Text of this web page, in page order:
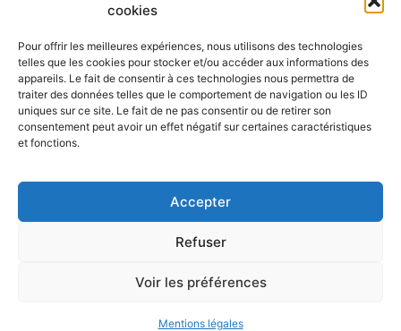
cookies
Pour offrir les meilleures expériences, nous utilisons des technologies
telles que les cookies pour stocker et/ou accéder aux informations des
appareils. Le fait de consentir à ces technologies nous permettra de
traiter des données telles que le comportement de navigation ou les ID
uniques sur ce site. Le fait de ne pas consentir ou de retirer son
consentement peut avoir un effet négatif sur certaines caractéristiques
et fonctions.
Accepter
Refuser
Voir les préférences
Mentions légales
SUIVEZ-NOUS
Et Vie Privée| Crédits :Codixis